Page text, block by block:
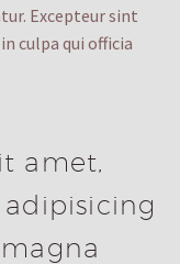
Excepteur sint
culpa qui officia
amet,